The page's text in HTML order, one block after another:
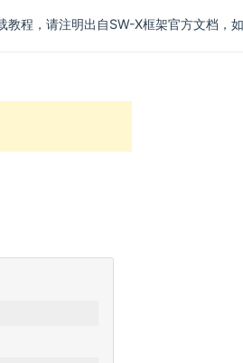
教程，请注明出自SW-X框架官方文档，